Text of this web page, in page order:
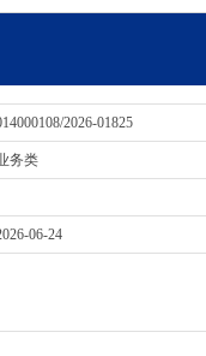
2026-01825
务类
06-24